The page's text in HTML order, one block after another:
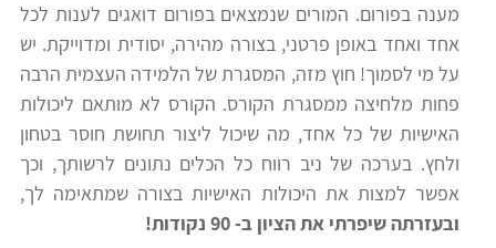
קורסי
פסיכומטרי
תלמידים
ממליצים
הכנה
למבחני
מיון
לעבודה
ניב
רווח
מענה בפורום. המורים שנמצאים בפורום דואגים לענות לכל
אחד ואחד באופן פרטני, בצורה מהירה, יסודית ומדוייקת. יש
על מי לסמוך! חוץ מזה, המסגרת של הלמידה העצמית הרבה
פחות מלחיצה ממסגרת הקורס. הקורס לא מותאם ליכולות
האישיות של כל אחד, מה שיכול ליצור תחושת חוסר בטחון
ולחץ. בערכה של ניב רווח כל הכלים נתונים לרשותך, וכך
אפשר למצות את היכולות האישיות בצורה שמתאימה לך,
ובעזרתה שיפרתי את הציון ב- 90 נקודות!